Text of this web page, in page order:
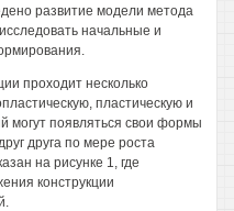
развитие модели метода
начальные и
проходит несколько
пластическую и
могут появляться свои формы
друга по мере роста
на рисунке 1, где
конструкции